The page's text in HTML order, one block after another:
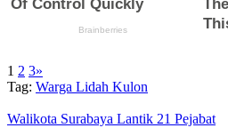
1 2 3»
Tag: Warga Lidah Kulon
Walikota Surabaya Lantik 21 Pejabat